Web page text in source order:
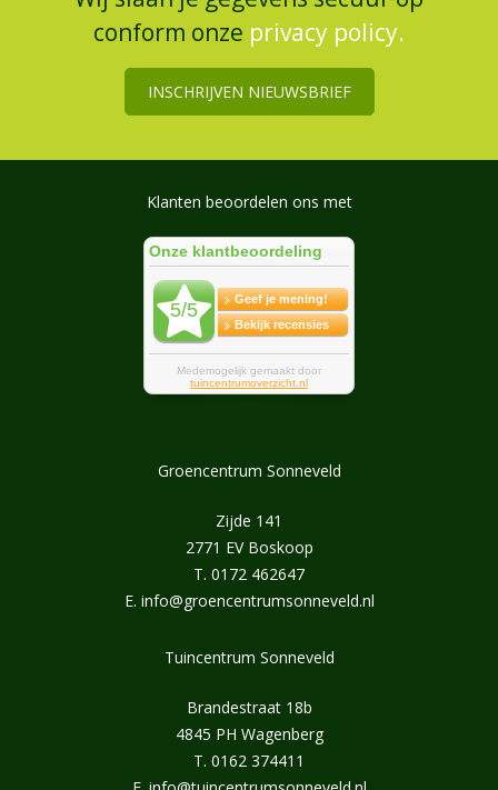
conform onze privacy policy.
INSCHRIJVEN NIEUWSBRIEF
Klanten beoordelen ons met
Groencentrum Sonneveld
Zijde 141
2771 EV Boskoop
T. 0172 462647
E. info@groencentrumsonneveld.nl
Tuincentrum Sonneveld
Brandestraat 18b
4845 PH Wagenberg
T. 0162 374411